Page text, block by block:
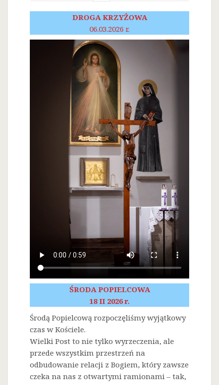
DROGA KRZYŻOWA
06.03.2026 r.
ŚRODA POPIELCOWA
18 II 2026 r.
Środą Popielcową rozpoczęliśmy wyjątkowy
czas w Kościele.
Wielki Post to nie tylko wyrzeczenia, ale
przede wszystkim przestrzeń na
odbudowanie relacji z Bogiem, który zawsze
czeka na nas z otwartymi ramionami – tak,